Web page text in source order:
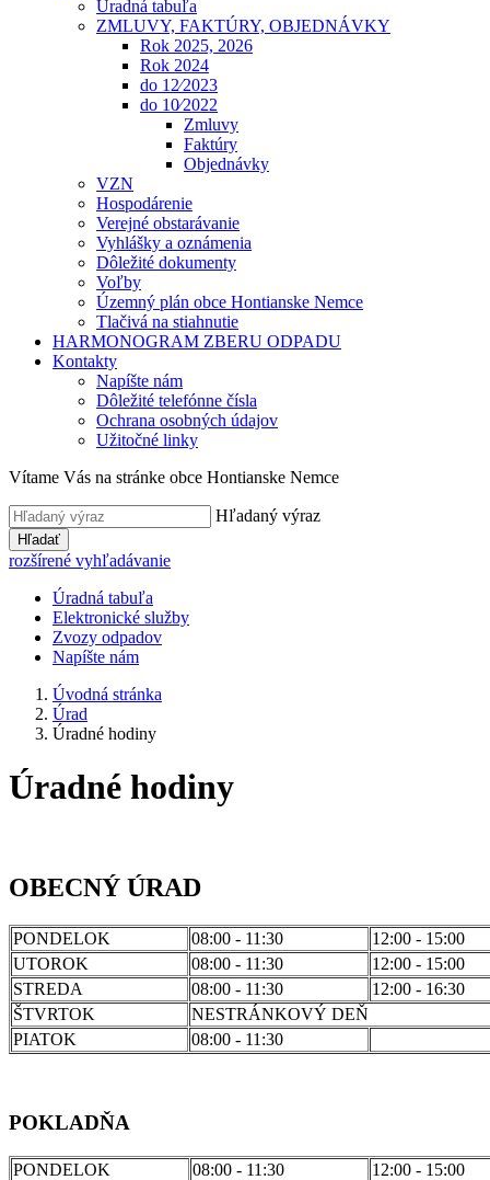
Úradná tabuľa
ZMLUVY, FAKTÚRY, OBJEDNÁVKY
Rok 2025, 2026
Rok 2024
do 12⁄2023
do 10⁄2022
Zmluvy
Faktúry
Objednávky
VZN
Hospodárenie
Verejné obstarávanie
Vyhlášky a oznámenia
Dôležité dokumenty
Voľby
Územný plán obce Hontianske Nemce
Tlačivá na stiahnutie
HARMONOGRAM ZBERU ODPADU
Kontakty
Napíšte nám
Dôležité telefónne čísla
Ochrana osobných údajov
Užitočné linky
Vítame Vás na stránke obce Hontianske Nemce
Hľadaný výraz
Hľadať
rozšírené vyhľadávanie
Úradná tabuľa
Elektronické služby
Zvozy odpadov
Napíšte nám
Úvodná stránka
Úrad
Úradné hodiny
Úradné hodiny
OBECNÝ ÚRAD
PONDELOK 08:00 - 11:30
12:00 - 15:00
UTOROK
08:00 - 11:30
12:00 - 15:00
STREDA
08:00 - 11:30
12:00 - 16:30
ŠTVRTOK
NESTRÁNKOVÝ DEŇ
PIATOK
08:00 - 11:30
POKLADŇA
PONDELOK 08:00 - 11:30 12:00 - 15:00